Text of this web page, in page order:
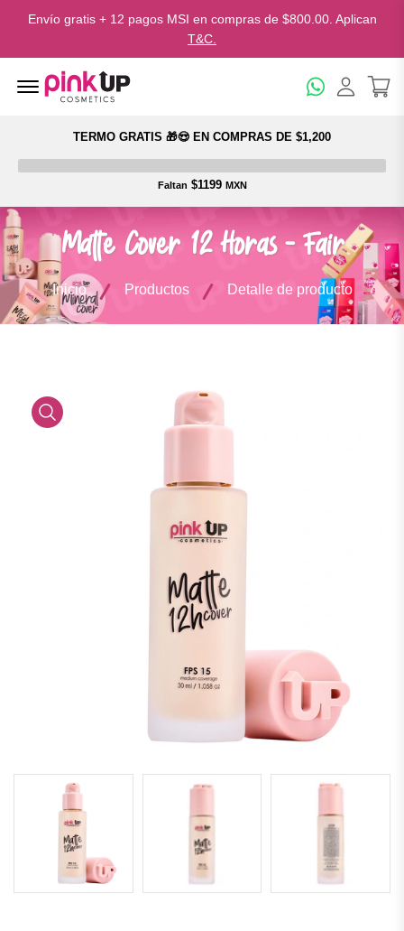
Envío gratis + 12 pagos MSI en compras de $800.00. Aplican
T&C.
Menu Open
TERMO GRATIS 🎁😍 EN COMPRAS DE $1,200
Faltan $1199 MXN
Matte Cover 12 Horas - Fair
Inicio Productos Detalle de producto